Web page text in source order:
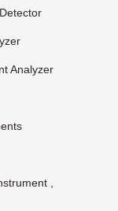
Analyzer
,